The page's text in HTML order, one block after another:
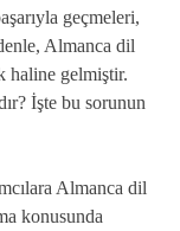
geçmeleri,
Almanca dil
haline gelmiştir.
İşte bu sorunun
Almanca dil
konusunda